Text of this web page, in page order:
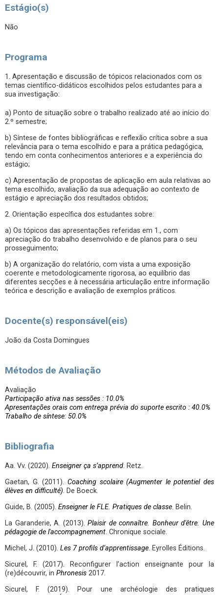
Estágio(s)
Não
Programa
1. Apresentação e discussão de tópicos relacionados com os
temas científico-didáticos escolhidos pelos estudantes para a
sua investigação:
a) Ponto de situação sobre o trabalho realizado até ao início do
2.º semestre;
b) Síntese de fontes bibliográficas e reflexão crítica sobre a sua
relevância para o tema escolhido e para a prática pedagógica,
tendo em conta conhecimentos anteriores e a experiência do
estágio;
c) Apresentação de propostas de aplicação em aula relativas ao
tema escolhido, avaliação da sua adequação ao contexto de
estágio e apreciação dos resultados obtidos;
2. Orientação específica dos estudantes sobre:
a) Os tópicos das apresentações referidas em 1., com
apreciação do trabalho desenvolvido e de planos para o seu
prosseguimento;
b) A organização do relatório, com vista a uma exposição
coerente e metodologicamente rigorosa, ao equilíbrio das
diferentes secções e à necessária articulação entre informação
teórica e descrição e avaliação de exemplos práticos.
Docente(s) responsável(eis)
João da Costa Domingues
Métodos de Avaliação
Avaliação
Participação ativa nas sessões : 10.0%
Apresentações orais com entrega prévia do suporte escrito : 40.0%
Trabalho de síntese: 50.0%
Bibliografia
Aa. Vv. (2020). Enseigner ça s’apprend. Retz.
Gaetan, G. (2011). Coaching scolaire (Augmenter le potentiel des
élèves en difficulté). De Boeck.
Guide, B. (2005). Enseigner le FLE. Pratiques de classe. Belin.
La Garanderie, A. (2013).Plaisir de connaître. Bonheur d'être. Une
pédagogie de l'accompagnement. Chronique sociale.
Michel, J. (2010). Les 7 profils d’apprentissage. Eyrolles Éditions.
Sicurel, F. (2017). Reconfigurer l’action enseignante pour la
(re)découvrir, in Phronesis 2017.
Sicurel, F. (2019). Pour une archéologie des pratiques